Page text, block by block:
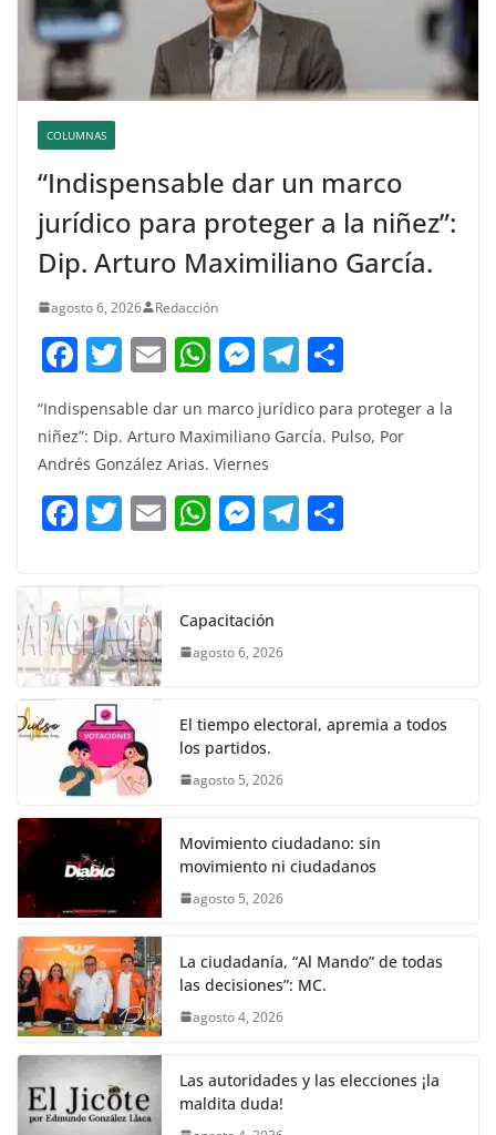
COLUMNAS
“Indispensable dar un marco
jurídico para proteger a la niñez”:
Dip. Arturo Maximiliano García.
agosto 6, 2026 Redacción
F
c
e
b
o
k
T
itt
er
E
ai
l
W
at
s
A
p
M
ss
e
n
g
T
e
a
m
m
“Indispensable dar un marco jurídico para proteger a la
niñez”: Dip. Arturo Maximiliano García. Pulso, Por
Andrés González Arias. Viernes
F
c
e
b
o
o
k
T
itt
er
E W
s
A
p
M
e
n
er
T
Capacitación
agosto 6, 2026
El tiempo electoral, apremia a todos
los partidos.
agosto 5, 2026
Movimiento ciudadano: sin
movimiento ni ciudadanos
agosto 5, 2026
La ciudadanía, “Al Mando” de todas
las decisiones”: MC.
agosto 4, 2026
Las autoridades y las elecciones ¡la
maldita duda!